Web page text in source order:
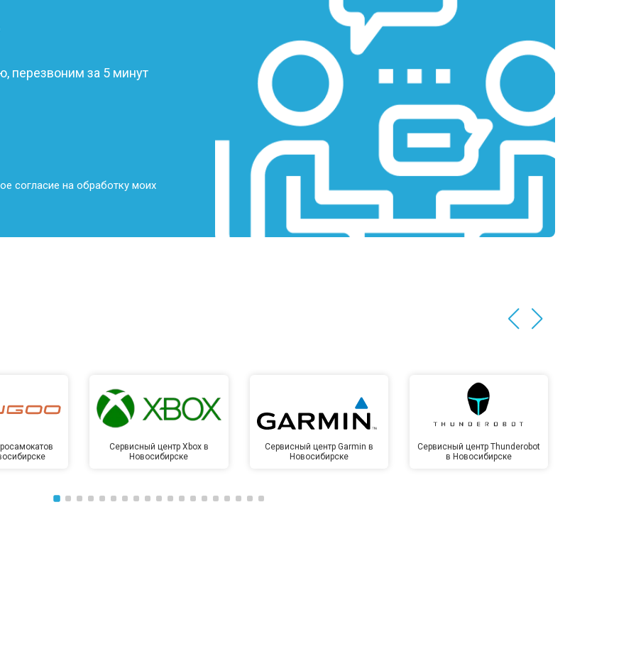
от 2300 ₽
от 2200 ₽ Заказать
от 3500 ₽ Заказать
от 70 мин Заказать
от 1700 ₽ Заказать
от 50 мин от 1500 ₽ Заказать
от 3500 ₽
перезвоним за 5 минут
согласие на обработку моих
Сервисный центр Xbox в
Новосибирске
Сервисный центр Garmin в
Новосибирске
Сервисный центр Thunderobot
в Новосибирске